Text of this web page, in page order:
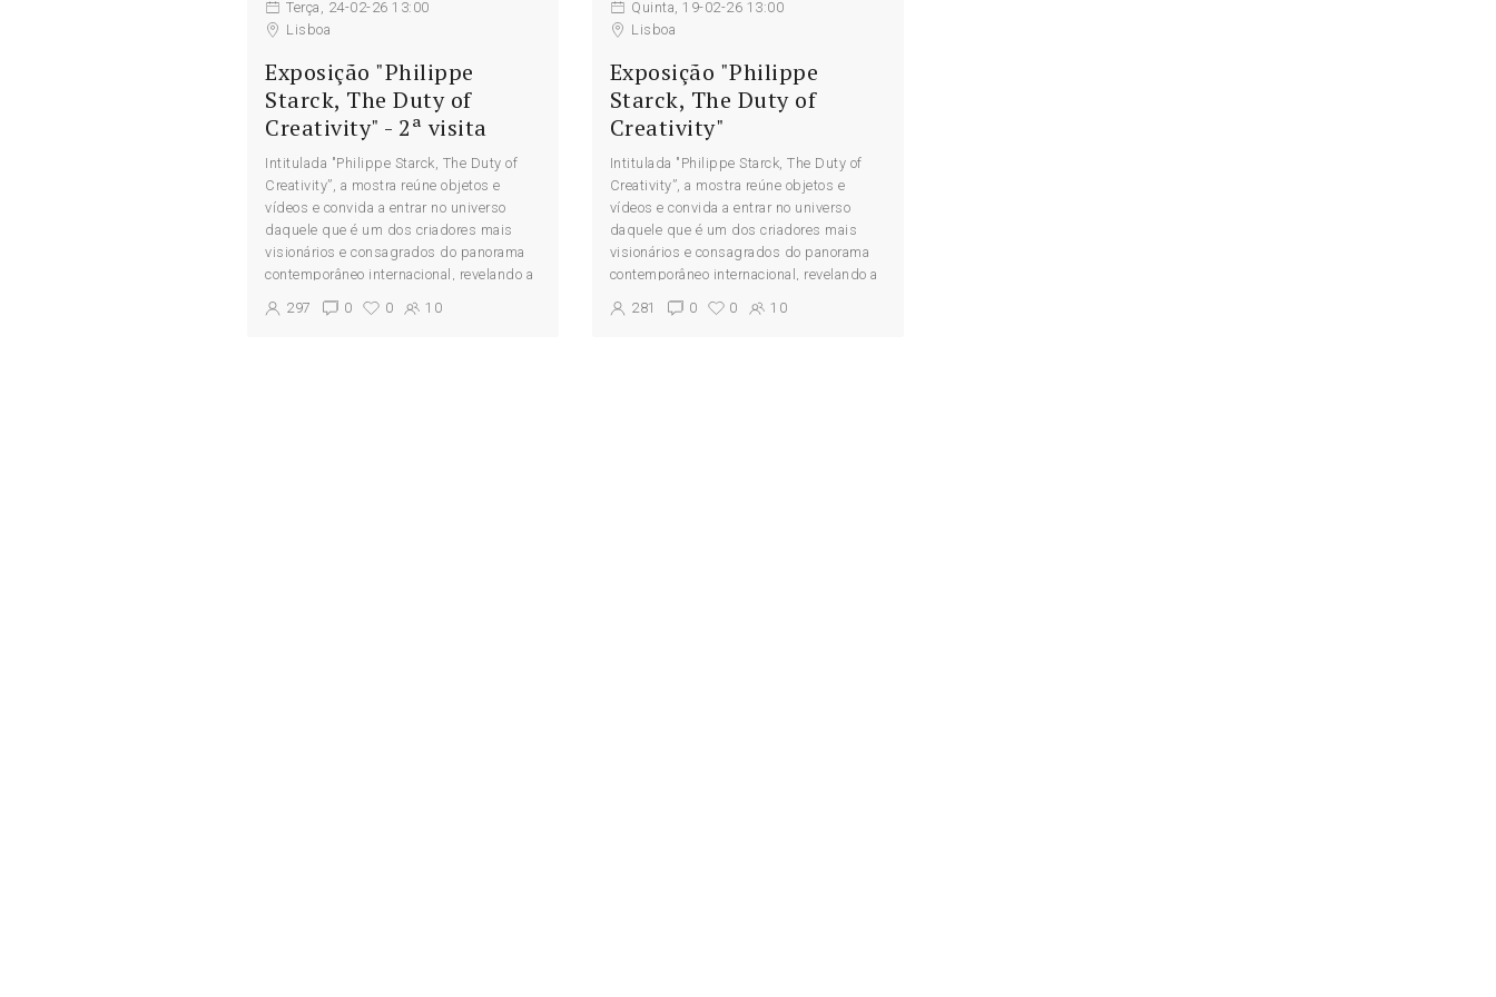
Terça, 24-02-26 13:00
Lisboa
Exposição "Philippe
Starck, The Duty of
Creativity" - 2ª visita
Intitulada "Philippe Starck, The Duty of
Creativity”, a mostra reúne objetos e
vídeos e convida a entrar no universo
daquele que é um dos criadores mais
visionários e consagrados do panorama
contemporâneo internacional, revelando a
filosofia...
297 0 0 10
Quinta, 19-02-26 13:00
Lisboa
Exposição "Philippe
Starck, The Duty of
Creativity"
Intitulada "Philippe Starck, The Duty of
Creativity”, a mostra reúne objetos e
vídeos e convida a entrar no universo
daquele que é um dos criadores mais
visionários e consagrados do panorama
contemporâneo internacional, revelando a
filosofia...
281 0 0 10